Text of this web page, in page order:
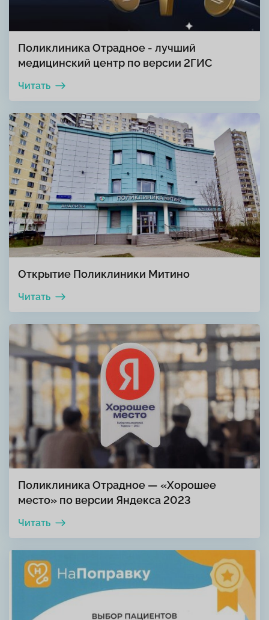
Поликлиника Отрадное - лучший
медицинский центр по версии 2ГИС
Читать
Открытие Поликлиники Митино
Читать
Поликлиника Отрадное — «Хорошее
место» по версии Яндекса 2023
Читать